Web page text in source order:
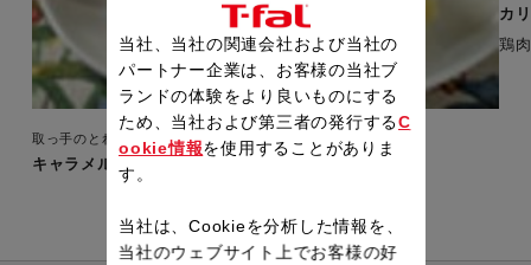
取っ手のとれるフライパン・鍋
キャラメルバナナのケーキ
カ
鶏
当社、当社の関連会社および当社の
パートナー企業は、お客様の当社ブ
ランドの体験をより良いものにする
ため、当社および第三者の発行するC
ookie情報を使用することがありま
す。
当社は、Cookieを分析した情報を、
当社のウェブサイト上でお客様の好